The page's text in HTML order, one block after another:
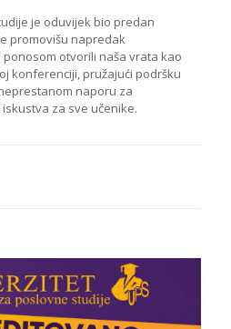
je oduvijek bio predan
promovišu napredak
otvorili naša vrata kao
konferenciji, pružajući podršku
naporu za
za sve učenike.